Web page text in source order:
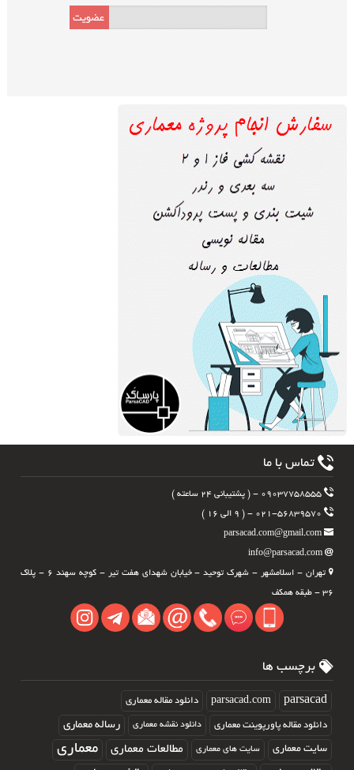
تماس با ما
۰۹۰۳۷۷۵۸۵۵۵ - ( پشتیبانی ۲۴ ساعته )
parsacad.com@gmail.com
info@parsacad.com
تهران - اسلامشهر - شهرک توحید - خیابان شهدای هفت تیر - کوچه سهند ۶ - پلاک
۳۶ - طبقه همکف
برچسب ها
parsacad
parsacad.com دانلود مقاله معماری
دانلود مقاله پاورپوینت معماری دانلود نقشه معماری رساله معماری
سایت معماری سایت های معماری مطالعات معماری معماری